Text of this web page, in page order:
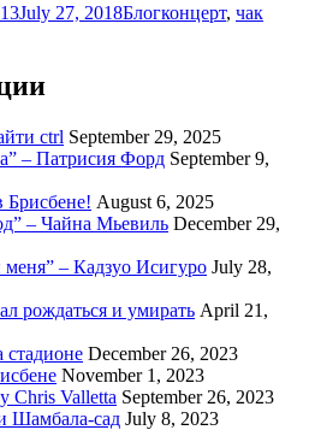
July 27, 2018Блогконцерт, чак
ctrl September 29, 2025
– Патрисия Форд September 9,
Брисбене! August 6, 2025
– Чайна Мьевиль December 29,
– Кадзуо Исигуро July 28,
рождаться и умирать April 21,
стадионе December 26, 2023
November 1, 2023
Chris Valletta September 26, 2023
Шамбала-сад July 8, 2023